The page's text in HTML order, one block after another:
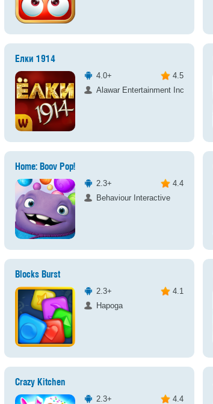
Елки 1914
4.0+
4.5
Alawar Entertainment Inc
Home: Boov Pop!
2.3+
4.4
Behaviour Interactive
Blocks Burst
2.3+
4.1
Hapoga
Crazy Kitchen
2.3+
4.4